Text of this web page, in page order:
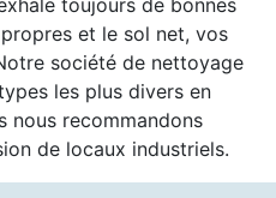
toujours de bonnes
et le sol net, vos
société de nettoyage
les plus divers en
nous recommandons
de locaux industriels.